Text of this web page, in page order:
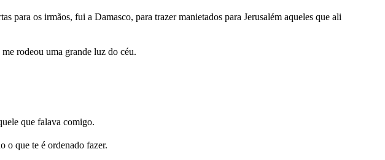
para os irmãos, fui a Damasco, para trazer manietados para Jerusalém aqueles que ali
rodeou uma grande luz do céu.
que falava comigo.
o que te é ordenado fazer.